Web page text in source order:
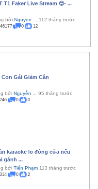
T1 Faker Live Stream 😍- ...
bởi Nguyen ... 112 tháng trước
46177 0 12
Con Gái Giảm Cân
bởi Nguyễn ... 95 tháng trước
246 0 0
karaoke lo đóng cửa nếu
gánh ...
bởi Tiến Phạm 113 tháng trước
314 0 2